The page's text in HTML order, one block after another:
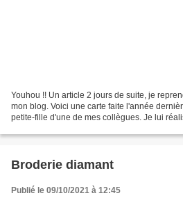
Youhou !! Un article 2 jours de suite, je
mon blog. Voici une carte faite l'année
petite-fille d'une de mes collègues. Je lui
Broderie diamant
Publié le 09/10/2021 à 12:45